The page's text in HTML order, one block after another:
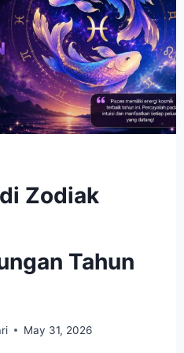
Zodiak
Tahun
May 31, 2026